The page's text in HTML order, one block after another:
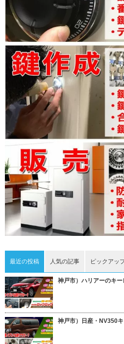
最近の投稿 人気の記事 ピックアッ
神戸市）ハリアーのキ
神戸市）日産・NV350